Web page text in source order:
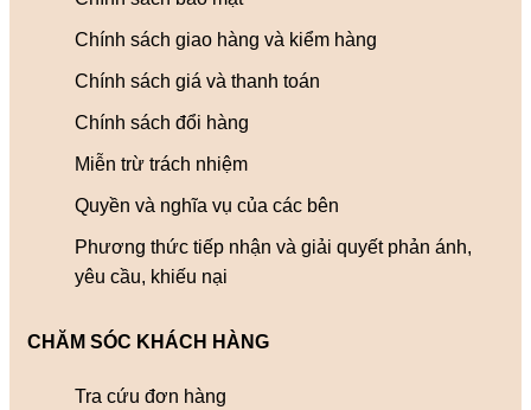
Chính sách giao hàng và kiểm hàng
Chính sách giá và thanh toán
Chính sách đổi hàng
Miễn trừ trách nhiệm
Quyền và nghĩa vụ của các bên
Phương thức tiếp nhận và giải quyết phản ánh,
yêu cầu, khiếu nại
CHĂM SÓC KHÁCH HÀNG
Tra cứu đơn hàng